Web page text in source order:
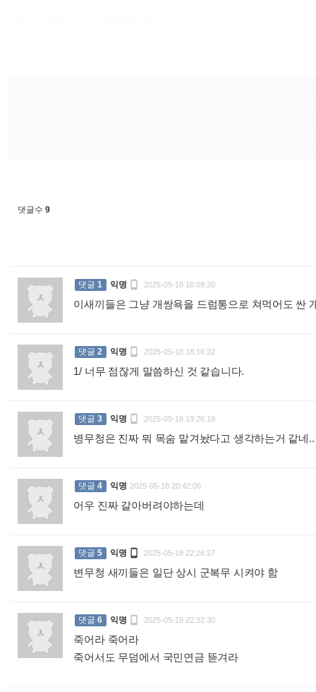
댓글수 9
댓글 1 익명  2025-05-18 18:09:20
이새끼들은 그냥 개쌍욕을 드럼통으로 쳐먹어도 싼
댓글 2 익명  2025-05-18 18:16:22
1/ 너무 점잖게 말씀하신 것 같습니다.
댓글 3 익명  2025-05-18 19:26:18
병무청은 진짜 뭐 목숨 맡겨놨다고 생각하는거 같네
댓글 4 익명 2025-05-18 20:42:06
어우 진짜 갈아버려야하는데
댓글 5 익명  2025-05-18 22:26:27
변무청 새끼들은 일단 상시 군복무 시켜야 함
댓글 6 익명  2025-05-18 22:32:30
죽어라 죽어라
죽어서도 무덤에서 국민연금 뜯겨라